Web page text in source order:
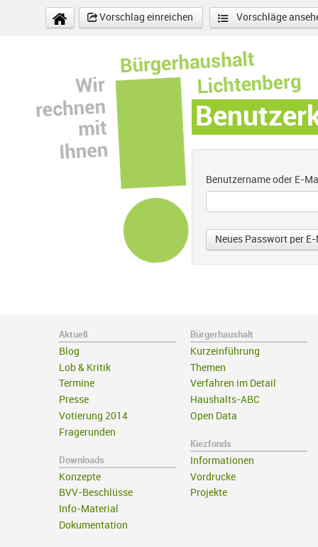
Direkt zum Inhalt
Vorschlag einreichen
Vorschläge
Benutzername oder E-
Aktuell
Blog
Lob & Kritik
Termine
Presse
Votierung 2014
Fragerunden
Downloads
Konzepte
BVV-Beschlüsse
Info-Material
Dokumentation
Bürgerhaushalt
Kurzeinführung
Themen
Verfahren im Detail
Haushalts-ABC
Open Data
Kiezfonds
Informationen
Vordrucke
Projekte